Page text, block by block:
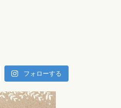
フォローする